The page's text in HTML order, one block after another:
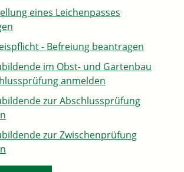
eines Leichenpasses
- Befreiung beantragen
im Obst- und Gartenbau
anmelden
zur Abschlussprüfung
zur Zwischenprüfung